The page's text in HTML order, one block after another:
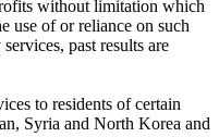
without limitation which
use of or reliance on such
past results are
to residents of certain
Syria and North Korea and